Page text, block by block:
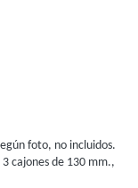
foto, no incluidos.
cajones de 130 mm.,